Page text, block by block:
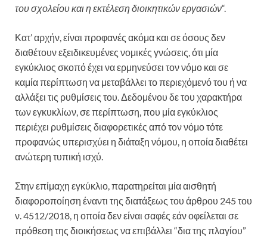
του σχολείου και η εκτέλεση διοικητικών εργασιών“.
Κατ’ αρχήν, είναι προφανές ακόμα και σε όσους δεν
διαθέτουν εξειδικευμένες νομικές γνώσεις, ότι μία
εγκύκλιος σκοπό έχει να ερμηνεύσει τον νόμο και σε
καμία περίπτωση να μεταβάλλει το περιεχόμενό του ή να
αλλάξει τις ρυθμίσεις του. Δεδομένου δε του χαρακτήρα
των εγκυκλίων, σε περίπτωση, που μία εγκύκλιος
περιέχει ρυθμίσεις διαφορετικές από τον νόμο τότε
προφανώς υπερισχύει η διάταξη νόμου, η οποία διαθέτει
ανώτερη τυπική ισχύ.
Στην επίμαχη εγκύκλιο, παρατηρείται μία αισθητή
διαφοροποίηση έναντι της διατάξεως του άρθρου 245 του
ν. 4512/2018, η οποία δεν είναι σαφές εάν οφείλεται σε
πρόθεση της διοικήσεως να επιβάλλει “δια της πλαγίου”